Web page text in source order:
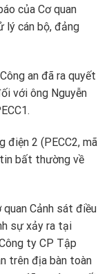
của Cơ quan
lý cán bộ, đảng
an đã ra quyết
với ông Nguyễn
điện 2 (PECC2, mã
bất thường về
Cảnh sát điều
sự xảy ra tại
ty CP Tập
trên địa bàn toàn